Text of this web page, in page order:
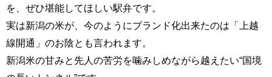
を、ぜひ堪能してほしい駅弁です。
実は新潟の米が、今のようにブランド化出来たのは「上越
線開通」のお陰とも言われます。
新潟米の甘みと先人の苦労を噛みしめながら越えたい“国境